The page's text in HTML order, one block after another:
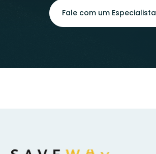
Fale com um Especialista